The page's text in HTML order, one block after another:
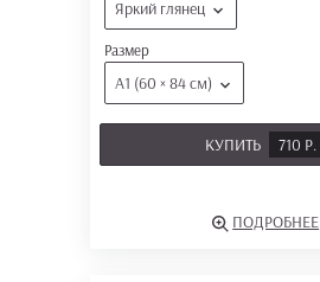
Яркий глянец
Размер
А1 (60 × 84 см)
КУПИТЬ 710 Р.
ПОДРОБНЕЕ